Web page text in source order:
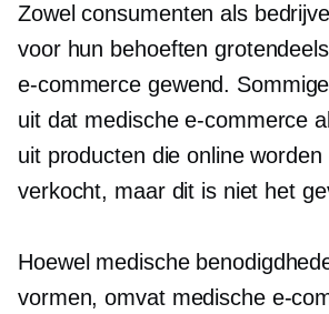
Zowel consumenten als
voor hun behoeften
e-commerce gewend.
uit dat medische e-commerce
uit producten die online
verkocht, maar dit is niet het
Hoewel medische
vormen, omvat medische e-